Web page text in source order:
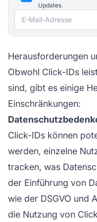
Updates.
E-Mail-Adresse
Herausforderungen
Obwohl Click-IDs
sind, gibt es einige
Einschränkungen:
Click-IDs können
werden, einzelne
tracken, was
der Einführung von
wie der DSGVO und
die Nutzung von